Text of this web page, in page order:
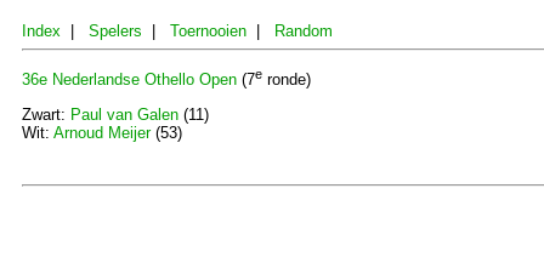
Index Spelers Toernooien Random
36e Nederlandse Othello Open (7e ronde)
Zwart: Paul van Galen (11)
Wit: Arnoud Meijer(53)